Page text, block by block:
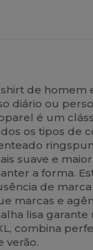
de homem
diário ou
é um
os tipos de
suave e
a forma.
de
marcas e
lisa
combina
verão.